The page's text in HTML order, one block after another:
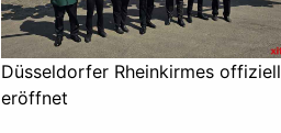
Düsseldorfer Rheinkirmes offiziell
eröffnet